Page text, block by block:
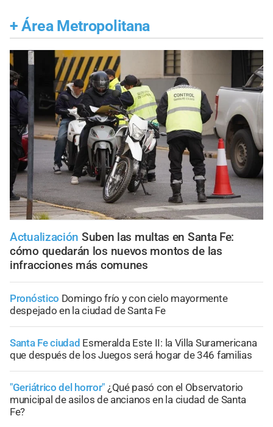
+ Área Metropolitana
Actualización Suben las multas en Santa Fe:
cómo quedarán los nuevos montos de las
infracciones más comunes
Pronóstico Domingo frío y con cielo mayormente
despejado en la ciudad de Santa Fe
Santa Fe ciudad Esmeralda Este II: la Villa Suramericana
que después de los Juegos será hogar de 346 familias
"Geriátrico del horror" ¿Qué pasó con el Observatorio
municipal de asilos de ancianos en la ciudad de Santa
Fe?